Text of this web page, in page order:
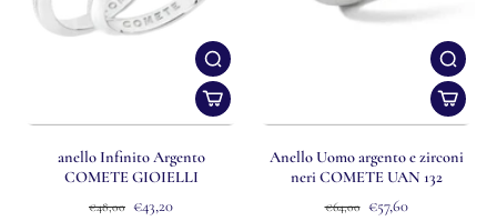
anello Infinito Argento
COMETE GIOIELLI
€48,00 €43,20
Anello Uomo argento e zirconi
neri COMETE UAN 132
€64,00 €57,60